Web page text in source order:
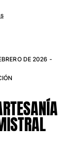
DE 2026 -